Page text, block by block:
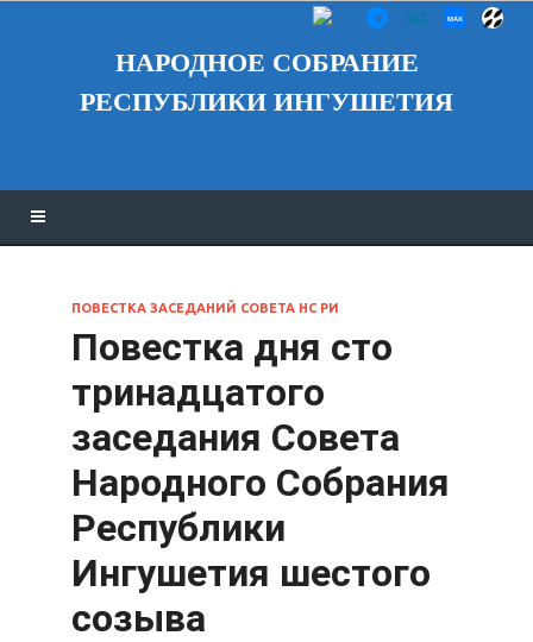
НАРОДНОЕ СОБРАНИЕ
РЕСПУБЛИКИ ИНГУШЕТИЯ
ПОВЕСТКА ЗАСЕДАНИЙ СОВЕТА НС РИ
Повестка дня сто
тринадцатого
заседания Совета
Народного Собрания
Республики
Ингушетия шестого
созыва